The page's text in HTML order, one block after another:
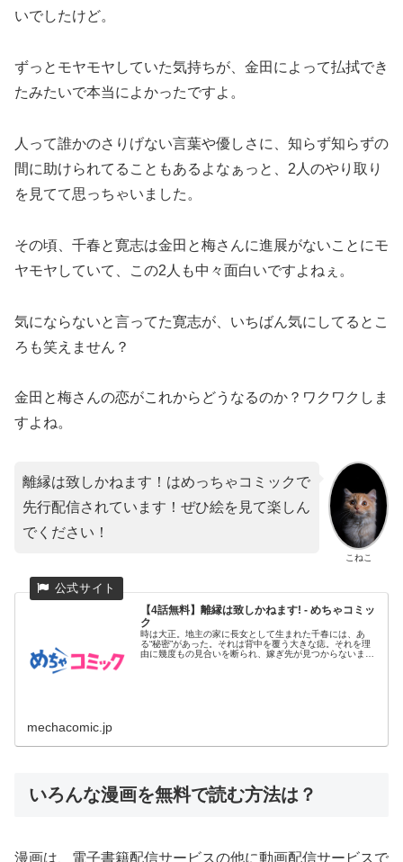
いでしたけど。
ずっとモヤモヤしていた気持ちが、金田によって払拭でき
たみたいで本当によかったですよ。
人って誰かのさりげない言葉や優しさに、知らず知らずの
間に助けられてることもあるよなぁっと、2人のやり取り
を見てて思っちゃいました。
その頃、千春と寛志は金田と梅さんに進展がないことにモ
ヤモヤしていて、この2人も中々面白いですよねぇ。
気にならないと言ってた寛志が、いちばん気にしてるとこ
ろも笑えません？
金田と梅さんの恋がこれからどうなるのか？ワクワクしま
すよね。
こねこ
離縁は致しかねます！はめっちゃコミックで
先行配信されています！ぜひ絵を見て楽しん
でください！
【4話無料】離縁は致しかねます! - めちゃコミッ
ク
時は大正。地主の家に長女として生まれた千春には、あ
る“秘密”があった。それは背中を覆う大きな痣。それを理
由に幾度もの見合いを断られ、嫁ぎ先が見つからないまま
mechacomic.jp
いろんな漫画を無料で読む方法は？
漫画は、電子書籍配信サービスの他に動画配信サービスで